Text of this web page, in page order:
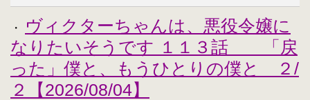
・
ヴィクターちゃんは、悪役令嬢に
なりたいそうです １１３話 「戻
った」僕と、もうひとりの僕と ２/
２【2026/08/04】